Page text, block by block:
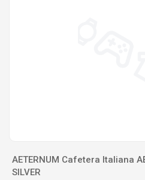
AETERNUM Cafetera Italiana
SILVER